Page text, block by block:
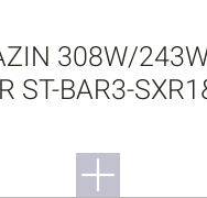
308W/
ST-BAR3-